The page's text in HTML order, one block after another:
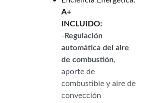
A+
INCLUIDO:
- Regulación
automática del aire
de combustión,
aporte de
combustible y aire de
convección